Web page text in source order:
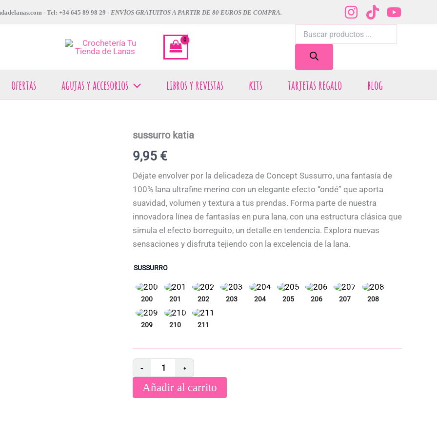
- Tel: +34 645 89 98 29 -ENVÍOS GRATUITOS A PARTIR DE 80 EUROS DE COMPRA.
ofertas agujas y accesorios libros y revistas kits tarjetas regalo blog
sussurro katia
9,95 €
Déjate envolver por la delicadeza de Concept Sussurro, una fantasía de
100% lana ultrafine merino con un elegante efecto “ondé” que aporta
suavidad, volumen y textura a tus prendas. Forma parte de nuestra
innovadora línea de fantasías en pura lana, con una estructura clásica que
simula el efecto borreguito, un detalle en tendencia. Explora nuevas
sensaciones y disfruta tejiendo con la excelencia de la lana.
SUSSURRO
sussurro
cantidad
− +
Añadir al carrito